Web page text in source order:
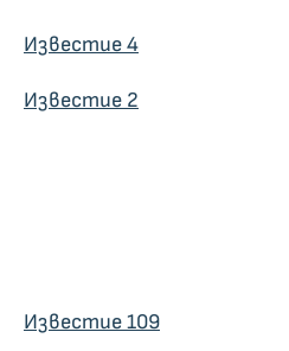
Известие 4
Известие 2
Известие 109